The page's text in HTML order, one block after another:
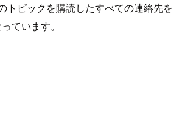
トピックを購読したすべての連絡先を
ています。